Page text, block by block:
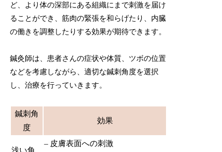
ど、より体の深部にある組織にまで刺激を届け
ることができ、筋肉の緊張を和らげたり、内臓
の働きを調整したりする効果が期待できます。
鍼灸師は、患者さんの症状や体質、ツボの位置
などを考慮しながら、適切な鍼刺角度を選択
し、治療を行っていきます。
鍼刺角
度
効果
浅い角
– 皮膚表面への刺激